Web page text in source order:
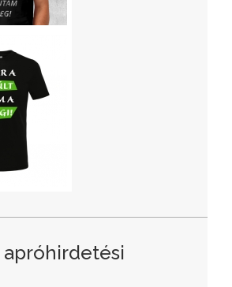
apróhirdetési